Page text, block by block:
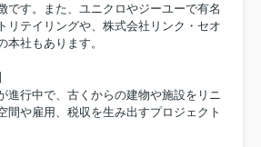
です。また、ユニクロやジーユーで有名
リテイリングや、株式会社リンク・セオ
本社もあります。
進行中で、古くからの建物や施設をリニ
間や雇用、税収を生み出すプロジェクト